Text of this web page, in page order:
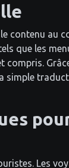
contenu au
que les
compris.
simple
Les